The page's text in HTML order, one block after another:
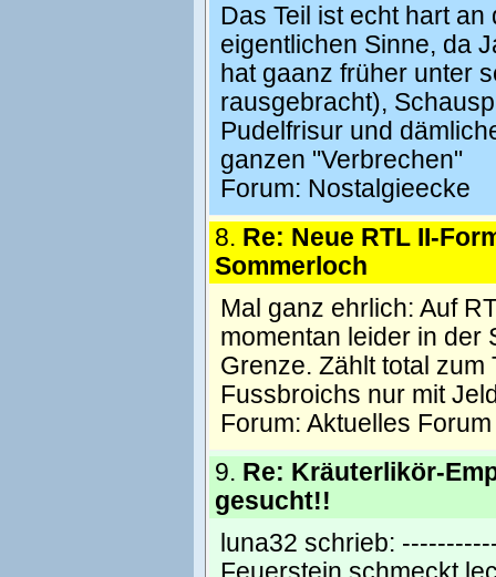
Das Teil ist echt hart
eigentlichen Sinne, da
hat gaanz früher unter
rausgebracht),
Pudelfrisur und
ganzen "Verbrechen"
Forum: Nostalgieecke
8. Re: Neue RTL II-
Sommerloch
Mal ganz ehrlich: Auf
momentan leider in der
Grenze. Zählt total
Fussbroichs nur mit
Forum: Aktuelles Forum
9. Re: Kräuterlikör-
gesucht!!
luna32 schrieb: